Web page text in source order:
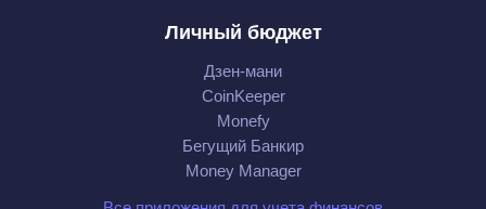
Личный бюджет
Дзен-мани
CoinKeeper
Monefy
Бегущий Банкир
Money Manager